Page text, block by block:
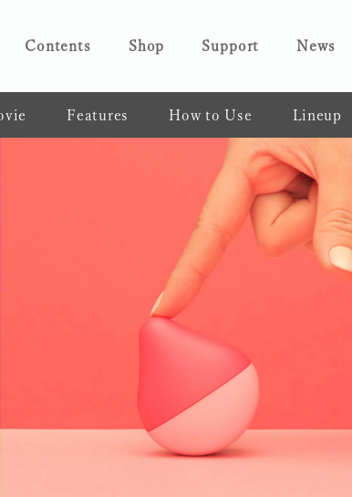
Contents Shop Support News
Features How to Use Lineup